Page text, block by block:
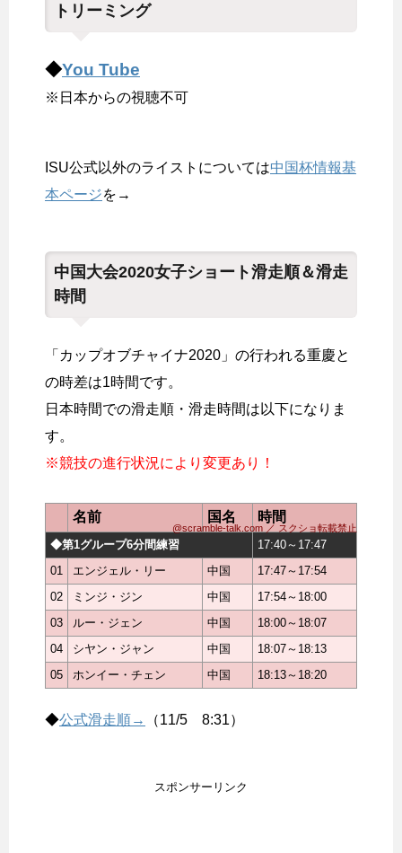
トリーミング
◆You Tube
※日本からの視聴不可
ISU公式以外のライストについては中国杯情報基
本ページを→
中国大会2020女子ショート滑走順＆滑走
時間
「カップオブチャイナ2020」の行われる重慶と
の時差は1時間です。
日本時間での滑走順・滑走時間は以下になりま
す。
※競技の進行状況により変更あり！
@scramble-talk.com ／ スクショ転載禁止
名前 国名 時間
◆第1グループ6分間練習
17:40～17:47
01
エンジェル・リー 中国
17:47～17:54
02
ミンジ・ジン 中国
17:54～18:00
03
ルー・ジェン 中国
18:00～18:07
04
シヤン・ジャン 中国
18:07～18:13
05
ホンイー・チェン 中国 18:13～18:20
◆公式滑走順→ （11/5 8:31）
スポンサーリンク